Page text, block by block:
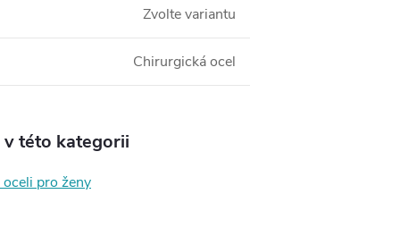
Zvolte variantu
Chirurgická ocel
této kategorii
pro ženy